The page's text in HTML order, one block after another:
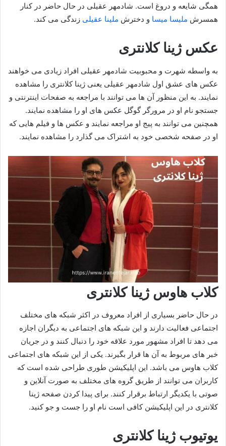
همگی شایعه و دروغ است. شادمهر عقیلی در حال حاضر در کنار
همسرش ملیسا میسا و دخترش ملینا عقیلی زندگی می کند.
عکس ژینا کلانتری
به واسطه شهرت و محبوبیت شادمهر عقیلی افراد زیادی می خواهند
عکس های عشق اول شادمهر عقیلی یعنی ژینا کلانتری را مشاهده
نمایند. به این منظور آن ها می توانند با مراجعه به صفحات اینترنتی و
جستجو نام او در مرورگر گوگل عکس های او را مشاهده نمایند.
همچنین می توانند به پیج او مراجعه نمایند و عکس ها و فیلم هایی که
او در صفحه شخصی خود به اشتراک می گذارد را مشاهده نمایند.
کلاب هاوس ژینا کلانتری
در حال حاضر بسیاری از افراد معروف در اکثر شبکه های مختلف
اجتماعی فعالیت دارند و این شبکه های اجتماعی به دیگران اجازه
می دهد تا افراد مشهور مورد علاقه خود را دنبال کنند و در جریان
خبر های مربوط به آن ها قرار بگیرند. یکی از این شبکه های اجتماعی
کلاب هاوس می باشد. این اپلیکیشن طوری طراحی شده است که
کاربران می توانند از طریق گروه های مختلف به صورت آنلاین و
صوتی با یکدیگر ارتباط برقرار کنند. برای پیدا کردن صفحه ژینا
کلانتری در این اپلیکیشن کافی است نام او را جست و جو کنید.
یوتیوب ژینا کلانتری